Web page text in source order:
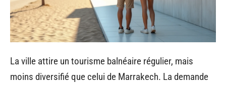
La ville attire un tourisme balnéaire régulier, mais
moins diversifié que celui de Marrakech. La demande